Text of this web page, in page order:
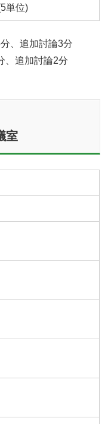
単位)
、追加討論3分
、追加討論2分
室